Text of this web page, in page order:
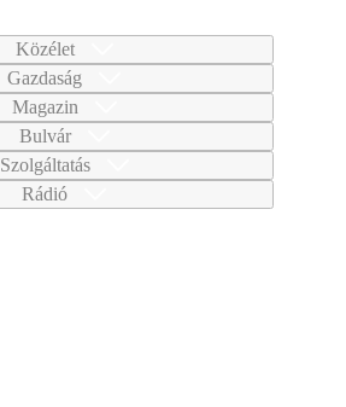
Közélet
Gazdaság
Magazin
Bulvár
Szolgáltatás
Rádió